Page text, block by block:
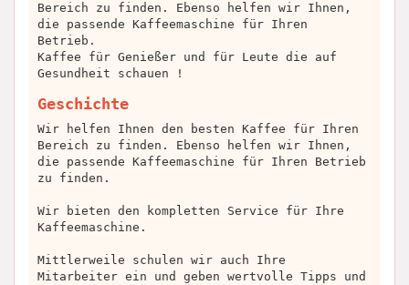
Bereich zu finden. Ebenso helfen wir Ihnen,
die passende Kaffeemaschine für Ihren
Betrieb.
Kaffee für Genießer und für Leute die auf
Gesundheit schauen !
Geschichte
Wir helfen Ihnen den besten Kaffee für Ihren
Bereich zu finden. Ebenso helfen wir Ihnen,
die passende Kaffeemaschine für Ihren Betrieb
zu finden.
Wir bieten den kompletten Service für Ihre
Kaffeemaschine.
Mittlerweile schulen wir auch Ihre
Mitarbeiter ein und geben wertvolle Tipps und